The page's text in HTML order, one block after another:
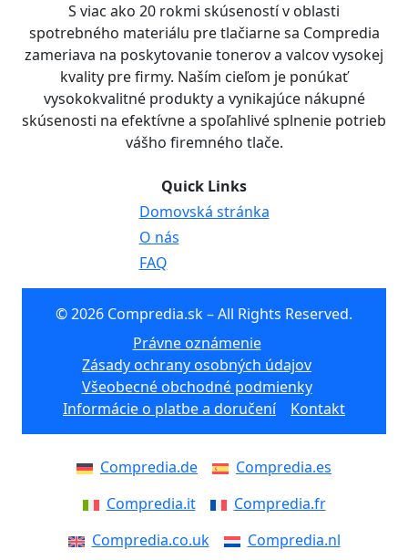
S viac ako 20 rokmi skúseností v oblasti
spotrebného materiálu pre tlačiarne sa Compredia
zameriava na poskytovanie tonerov a valcov vysokej
kvality pre firmy. Naším cieľom je ponúkať
vysokokvalitné produkty a vynikajúce nákupné
skúsenosti na efektívne a spoľahlivé splnenie potrieb
vášho firemného tlače.
Quick Links
Domovská stránka
O nás
FAQ
© 2026 Compredia.sk – All Rights Reserved.
Právne oznámenie
Zásady ochrany osobných údajov
Všeobecné obchodné podmienky
Informácie o platbe a doručení
Kontakt
Compredia.de
Compredia.es
Compredia.it
Compredia.fr
Compredia.co.uk
Compredia.nl